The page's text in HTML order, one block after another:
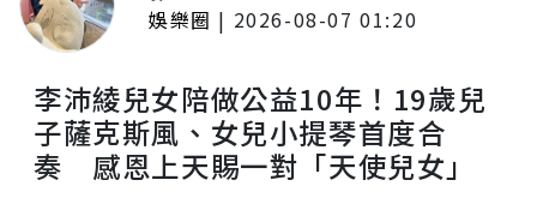
娛樂圈 | 2026-08-07 01:20
李沛綾兒女陪做公益10年！19歲兒
子薩克斯風、女兒小提琴首度合
奏 感恩上天賜一對「天使兒女」